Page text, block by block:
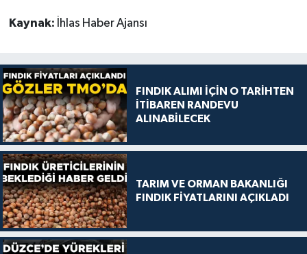
Kaynak: İhlas Haber Ajansı
FINDIK ALIMI İÇİN O TARİHTEN
İTİBAREN RANDEVU
ALINABİLECEK
TARIM VE ORMAN BAKANLIĞI
FINDIK FİYATLARINI AÇIKLADI